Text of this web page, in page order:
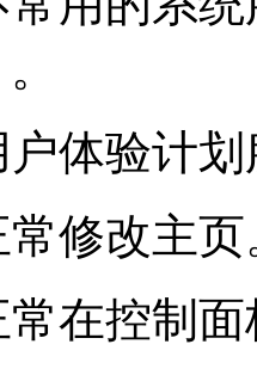
体验计划
修改主页
控制面